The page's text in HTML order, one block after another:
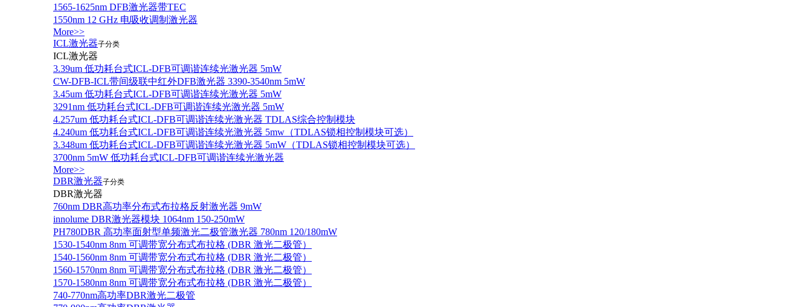
1565-1625nm DFB激光器带TEC
1550nm 12 GHz 电吸收调制激光器
More>>
ICL激光器子分类
ICL激光器
3.39um 低功耗台式ICL-DFB可调谐连续光激光器 5mW
CW-DFB-ICL带间级联中红外DFB激光器 3390-3540nm 5mW
3.45um 低功耗台式ICL-DFB可调谐连续光激光器 5mW
3291nm 低功耗台式ICL-DFB可调谐连续光激光器 5mW
4.257um 低功耗台式ICL-DFB可调谐连续光激光器 TDLAS综合控制模块
4.240um 低功耗台式ICL-DFB可调谐连续光激光器 5mw（TDLAS锁相控制模块可选）
3.348um 低功耗台式ICL-DFB可调谐连续光激光器 5mW（TDLAS锁相控制模块可选）
3700nm 5mW 低功耗台式ICL-DFB可调谐连续光激光器
More>>
DBR激光器子分类
DBR激光器
760nm DBR高功率分布式布拉格反射激光器 9mW
innolume DBR激光器模块 1064nm 150-250mW
PH780DBR 高功率面射型单频激光二极管激光器 780nm 120/180mW
1530-1540nm 8nm 可调带宽分布式布拉格 (DBR 激光二极管）
1540-1560nm 8nm 可调带宽分布式布拉格 (DBR 激光二极管）
1560-1570nm 8nm 可调带宽分布式布拉格 (DBR 激光二极管）
1570-1580nm 8nm 可调带宽分布式布拉格 (DBR 激光二极管）
740-770nm高功率DBR激光二极管